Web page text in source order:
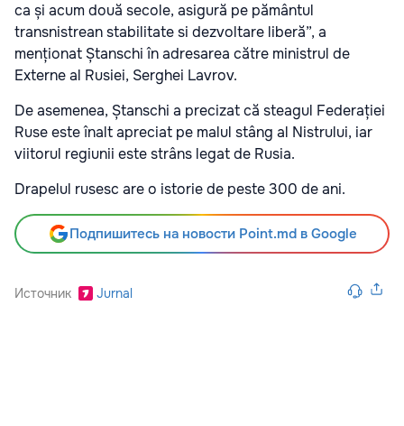
ca și acum două secole, asigură pe pământul
transnistrean stabilitate si dezvoltare liberă”, a
menționat Ștanschi în adresarea către ministrul de
Externe al Rusiei, Serghei Lavrov.
De asemenea, Ștanschi a precizat că steagul Federației
Ruse este înalt apreciat pe malul stâng al Nistrului, iar
viitorul regiunii este strâns legat de Rusia.
Drapelul rusesc are o istorie de peste 300 de ani.
Подпишитесь на новости Point.md в Google
Источник Jurnal